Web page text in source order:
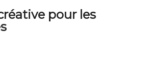
pour les